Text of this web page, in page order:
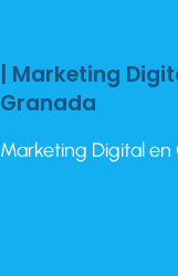
| Marketing
Granada
Marketing Digital